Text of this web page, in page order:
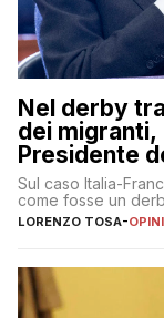
Nel derby
dei migranti,
Presidente
Sul caso Italia-
come fosse un
LORENZO TOSA-